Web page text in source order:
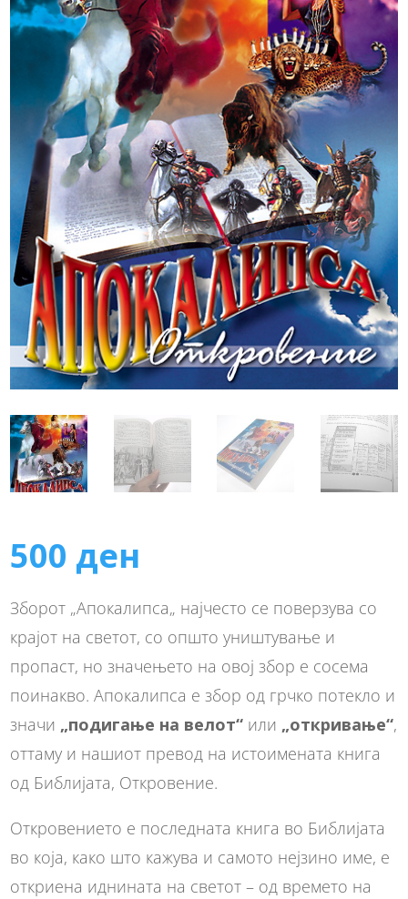
500 ден
Зборот „Апокалипса„ најчесто се поверзува со
крајот на светот, со општо уништување и
пропаст, но значењето на овој збор е сосема
поинакво. Апокалипса е збор од грчко потекло и
значи „подигање на велот“ или „откривање“,
оттаму и нашиот превод на истоимената книга
од Библијата, Откровение.
Откровението е последната книга во Библијата
во која, како што кажува и самото нејзино име, е
откриена иднината на светот – од времето на